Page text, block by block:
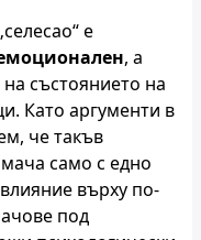
е
, а
състоянието на
Като аргументи в
че такъв
само с едно
върху по-
под